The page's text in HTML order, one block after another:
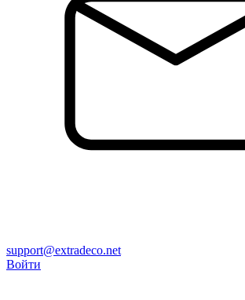
support@extradeco.net
Войти